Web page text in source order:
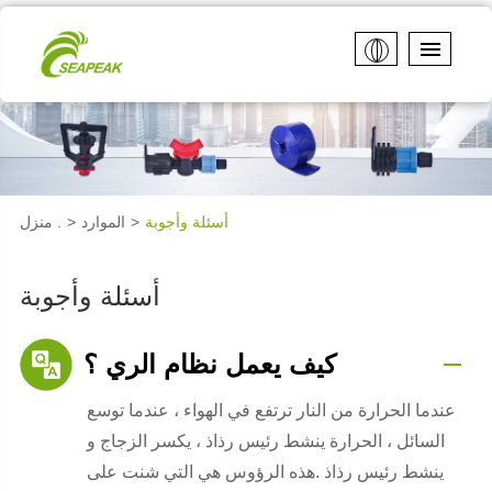
الموارد أسئلة وأجوبة
أسئلة وأجوبة
كيف يعمل نظام الري ؟
عندما الحرارة من النار ترتفع في الهواء ، عندما توسع
السائل ، الحرارة ينشط رئيس رذاذ ، يكسر الزجاج و
ينشط رئيس رذاذ .هذه الرؤوس هي التي شنت على